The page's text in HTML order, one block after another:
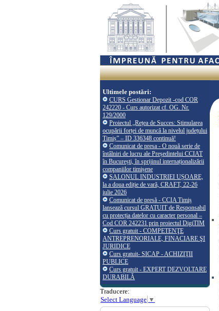
Ultimele postări:
CURS Gestionar Depozit -cod COR
242220 - Curs autorizat cf. OG. Nr.
129/2000
Proiectul „Rețea de Succes: Stimularea
ocupării forței de muncă la nivelul județului
Timiș” – ID 336348 continuă!
Comunicat de presa - O nouă serie de
întâlniri de lucru ale Președintelui CCIAT
în București, în sprijinul internaționalizării
companiilor timișene
SALONUL INDUSTRIEI UȘOARE,
la a doua ediție de vară, CRAFT, 22-26
iulie 2026
Comunicat de presă - CCIA Timiș
lansează cursul GRATUIT de Responsabil
cu protecția datelor cu caracter personal –
Cod COR 242231 prin proiectul DigiTIM
Curs gratuit - COMPETENŢE
ANTREPRENORIALE, FINACIARE ŞI
JURIDICE
Curs gratuit- SICAP - ACHIZIŢII
PUBLICE
Curs gratuit - EXPERT DEZVOLTARE
DURABILĂ
Traducere:
Select Language ▼